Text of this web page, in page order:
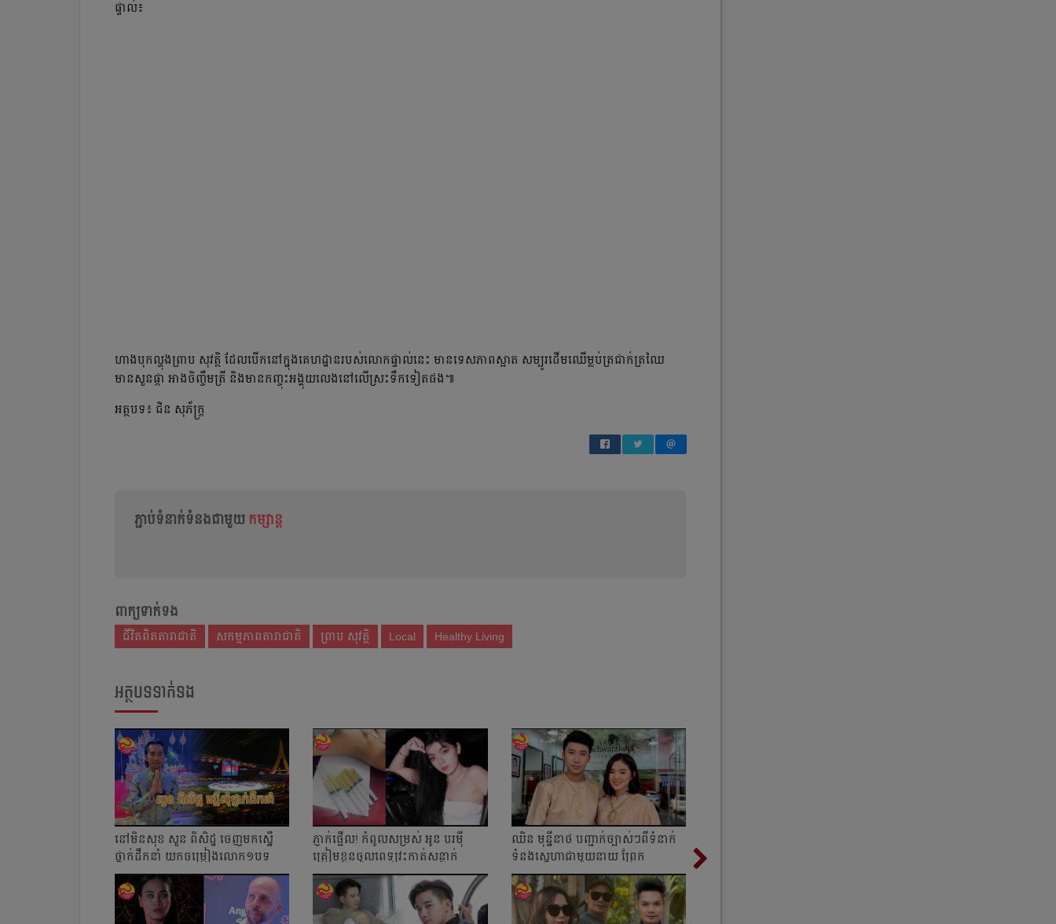
ផ្ទាល់៖
ហាង​បុក​ល្ហុង​ព្រាប សុវត្ថិ ដែល​បើក​នៅ​ក្នុង​គេហដ្ឋាន​របស់​លោក​ផ្ទាល់​នេះ មាន​ទេសភាព​ស្អាត សម្បូរ​ដើម​ឈើ​ម្លប់​ត្រជាក់​ត្រឈៃ
មាន​សួន​ផ្កា អាង​ចិញ្ចឹម​ត្រី និង​មានកញ្ចុះអង្គុយលេង​នៅ​លើ​ស្រះ​ទឹក​ទៀត​ផង៕
អត្ថបទ៖​ ជិន​ សុភ័ក្ដ្រ
ភ្ជាប់ទំនាក់ទំនងជាមួយ កម្សាន្ត
ពាក្យទាក់ទង
ជីវិត​ពិត​តារា​ជាតិ សកម្មភាពតារាជាតិ ព្រាប សុវត្ថិ Local Healthy Living
អត្ថបទទាក់ទង
នៅមិនសុខ សួន ពិសិដ្ឋ ចេញមកស្នើ
ថ្នាក់ដឹកនាំ យកចម្រៀងលោក១បទ
ចាក់ក្នុងកម្...
ភ្ញាក់ផ្អើល! កំពូលសម្រស់ អូន បរម៉ី
ត្រៀមខ្លួនចូលពេទ្យវះកាត់សន្លាក់
ឈិន មុន្នីនាថ បញ្ជាក់ច្បាស់ៗពីទំនាក់
ទំនងស្នេហាជាមួយនាយ ព្រែក